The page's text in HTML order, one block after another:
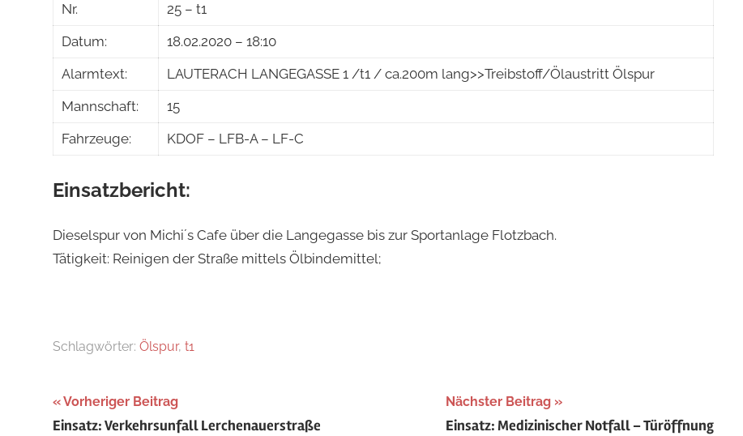
Nr.
25 – t1
Datum:
18.02.2020 – 18:10
Alarmtext:
LAUTERACH LANGEGASSE 1 /t1 / ca.200m lang>>Treibstoff/Ölaustritt Ölspur
Mannschaft:
15
Fahrzeuge:
KDOF – LFB-A – LF-C
Einsatzbericht:
Dieselspur von Michi´s Cafe über die Langegasse bis zur Sportanlage Flotzbach.
Tätigkeit: Reinigen der Straße mittels Ölbindemittel;
Schlagwörter: Ölspur, t1
Beitragsnavigation
Vorheriger Beitrag
Einsatz: Verkehrsunfall Lerchenauerstraße
Nächster Beitrag
Einsatz: Medizinischer Notfall – Türöffnung